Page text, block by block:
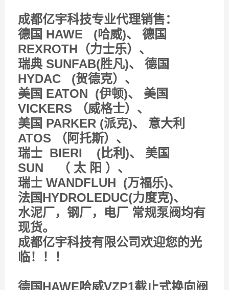
成都亿宇科技专业代理销售：
德国 HAWE (哈威)、 德国
REXROTH（力士乐）、
瑞典 SUNFAB(胜凡)、 德国
HYDAC (贺德克）、
美国 EATON (伊顿)、 美国
VICKERS （威格士）、
美国 PARKER (派克)、 意大利
ATOS （阿托斯）、
瑞士 BIERI (比利)、 美国
SUN （ 太 阳 ）、
瑞士 WANDFLUH (万福乐)、
法国HYDROLEDUC(力度克)、
水泥厂，钢厂，电厂 常规泵阀均有
现货。
成都亿宇科技有限公司欢迎您的光
临！！！
德国HAWE哈威VZP1截止式换向阀